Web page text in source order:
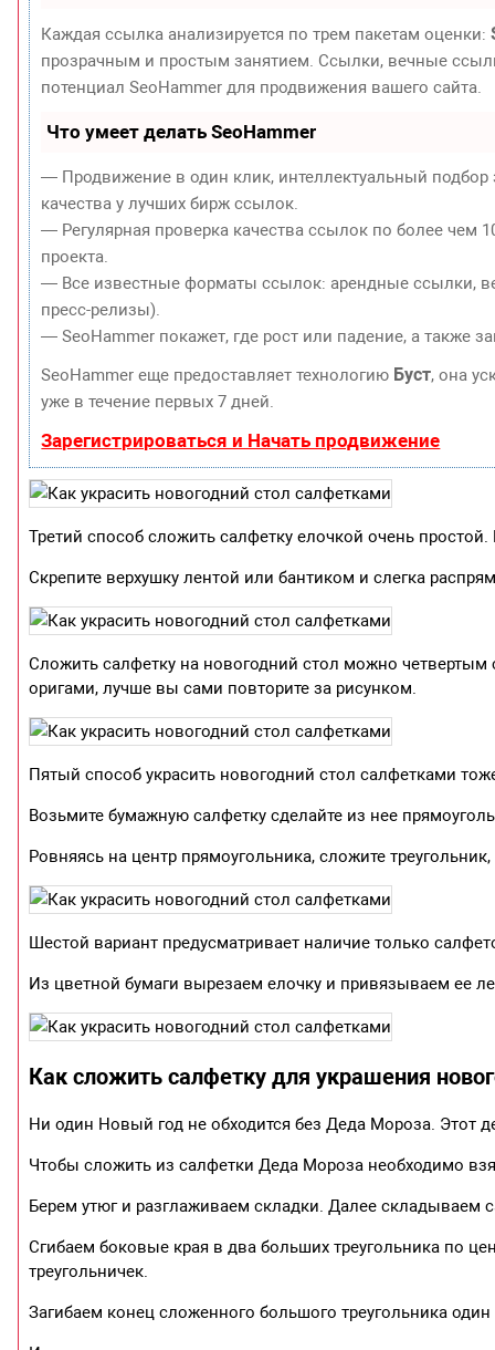
Каждая ссылка анализируется по трем пакетам оценки:
прозрачным и простым занятием. Ссылки, вечные
потенциал SeoHammer для продвижения вашего сайта.
Что умеет делать SeoHammer
— Продвижение в один клик, интеллектуальный
качества у лучших бирж ссылок.
— Регулярная проверка качества ссылок по более чем
проекта.
— Все известные форматы ссылок: арендные ссылки,
пресс-релизы).
— SeoHammer покажет, где рост или падение, а также
SeoHammer еще предоставляет технологию Буст, она
уже в течение первых 7 дней.
Зарегистрироваться и Начать продвижение
Третий способ сложить салфетку елочкой очень
Скрепите верхушку лентой или бантиком и слегка
Сложить салфетку на новогодний стол можно четвертым
оригами, лучше вы сами повторите за рисунком.
Пятый способ украсить новогодний стол салфетками
Возьмите бумажную салфетку сделайте из нее
Ровняясь на центр прямоугольника, сложите
Шестой вариант предусматривает наличие только
Из цветной бумаги вырезаем елочку и привязываем ее
Как сложить салфетку для украшения
Ни один Новый год не обходится без Деда Мороза. Этот
Чтобы сложить из салфетки Деда Мороза необходимо
Берем утюг и разглаживаем складки. Далее складываем
Сгибаем боковые края в два больших треугольника по
треугольничек.
Загибаем конец сложенного большого треугольника